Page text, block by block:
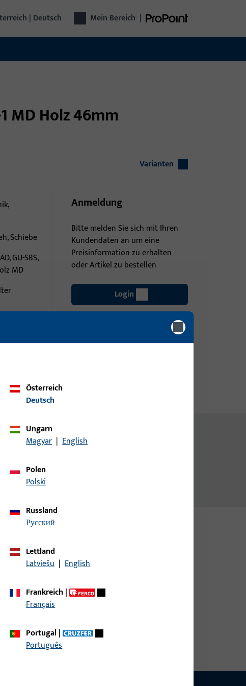
| Deutsch Mein Bereich |
MD Holz 46mm
Varianten
Schiebe
GU-SBS,
MD
Anmeldung
Bitte melden Sie sich mit Ihren
Kundendaten an um eine
Preisinformation zu erhalten
oder Artikel zu bestellen
Login
Österreich
Deutsch
Ungarn
Magyar | English
Polen
Polski
Russland
русский
Lettland
Latviešu | English
Frankreich|
Français
Portugal|
Português